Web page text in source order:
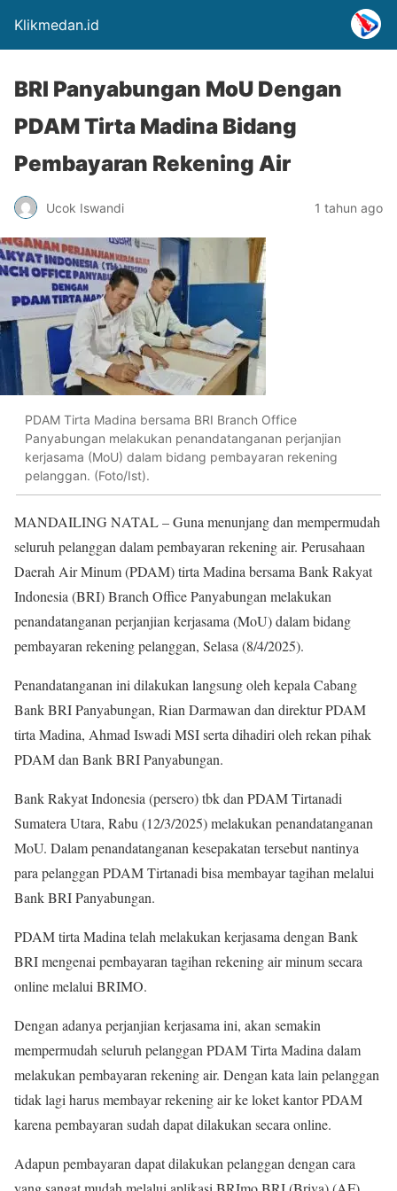
Klikmedan.id
BRI Panyabungan MoU Dengan
PDAM Tirta Madina Bidang
Pembayaran Rekening Air
Ucok Iswandi 1 tahun ago
PDAM Tirta Madina bersama BRI Branch Office
Panyabungan melakukan penandatanganan perjanjian
kerjasama (MoU) dalam bidang pembayaran rekening
pelanggan. (Foto/Ist).
MANDAILING NATAL – Guna menunjang dan mempermudah
seluruh pelanggan dalam pembayaran rekening air. Perusahaan
Daerah Air Minum (PDAM) tirta Madina bersama Bank Rakyat
Indonesia (BRI) Branch Office Panyabungan melakukan
penandatanganan perjanjian kerjasama (MoU) dalam bidang
pembayaran rekening pelanggan, Selasa (8/4/2025).
Penandatanganan ini dilakukan langsung oleh kepala Cabang
Bank BRI Panyabungan, Rian Darmawan dan direktur PDAM
tirta Madina, Ahmad Iswadi MSI serta dihadiri oleh rekan pihak
PDAM dan Bank BRI Panyabungan.
Bank Rakyat Indonesia (persero) tbk dan PDAM Tirtanadi
Sumatera Utara, Rabu (12/3/2025) melakukan penandatanganan
MoU. Dalam penandatanganan kesepakatan tersebut nantinya
para pelanggan PDAM Tirtanadi bisa membayar tagihan melalui
Bank BRI Panyabungan.
PDAM tirta Madina telah melakukan kerjasama dengan Bank
BRI mengenai pembayaran tagihan rekening air minum secara
online melalui BRIMO.
Dengan adanya perjanjian kerjasama ini, akan semakin
mempermudah seluruh pelanggan PDAM Tirta Madina dalam
melakukan pembayaran rekening air. Dengan kata lain pelanggan
tidak lagi harus membayar rekening air ke loket kantor PDAM
karena pembayaran sudah dapat dilakukan secara online.
Adapun pembayaran dapat dilakukan pelanggan dengan cara